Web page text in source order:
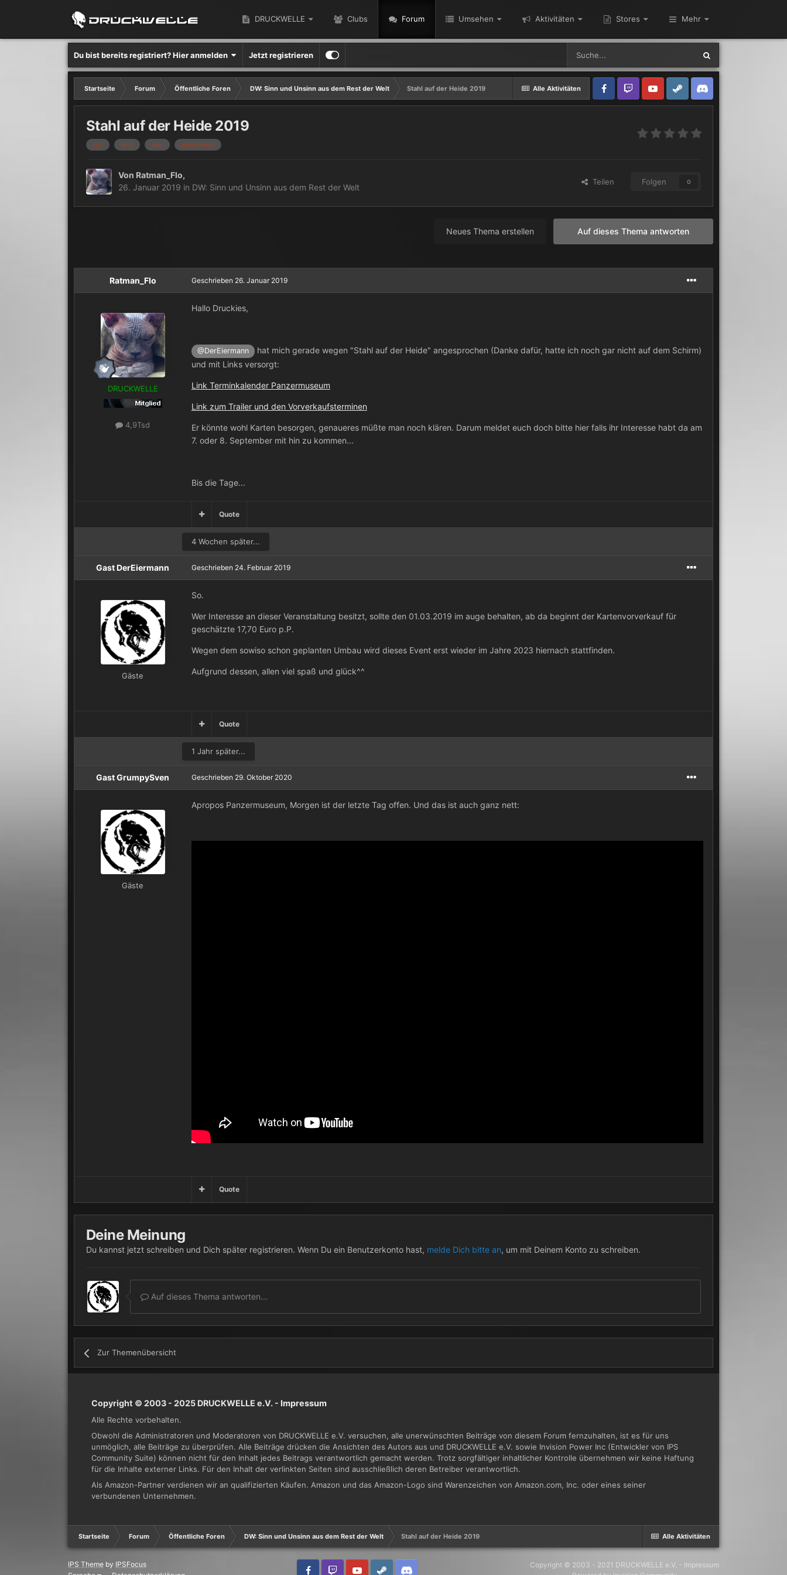
DRUCKWELLE Clubs Forum Umsehen Aktivitäten Stores Mehr
Du bist bereits registriert? Hier anmelden Jetzt registrieren
Alle Aktivitäten
Startseite Forum Öffentliche Foren DW: Sinn und Unsinn aus dem Rest der Welt Stahl auf der Heide 2019
Stahl auf der Heide 2019
fun wot war druckwelle
Von Ratman_Flo,
26. Januar 2019 in DW: Sinn und Unsinn aus dem Rest der Welt
Teilen Folgen 0
Auf dieses Thema antworten
Neues Thema erstellen
Ratman_Flo
DRUCKWELLE
4,9Tsd
Geschrieben 26. Januar 2019
Hallo Druckies,
@DerEiermann
hat mich gerade wegen "Stahl auf der Heide" angesprochen (Danke dafür, hatte ich noch gar nicht auf dem Schirm)
und mit Links versorgt:
Link Terminkalender Panzermuseum
Link zum Trailer und den Vorverkaufsterminen
Er könnte wohl Karten besorgen, genaueres müßte man noch klären. Darum meldet euch doch bitte hier falls ihr Interesse habt da am
7. oder 8. September mit hin zu kommen...
Bis die Tage...
Quote
4 Wochen später...
Gast DerEiermann
Gäste
Geschrieben 24. Februar 2019
So.
Wer Interesse an dieser Veranstaltung besitzt, sollte den 01.03.2019 im auge behalten, ab da beginnt der Kartenvorverkauf für
geschätzte 17,70 Euro p.P.
Wegen dem sowiso schon geplanten Umbau wird dieses Event erst wieder im Jahre 2023 hiernach stattfinden.
Aufgrund dessen, allen viel spaß und glück^^
Quote
1 Jahr später...
Gast GrumpySven
Gäste
Geschrieben 29. Oktober 2020
Apropos Panzermuseum, Morgen ist der letzte Tag offen. Und das ist auch ganz nett:
Quote
Deine Meinung
Du kannst jetzt schreiben und Dich später registrieren. Wenn Du ein Benutzerkonto hast, melde Dich bitte an, um mit Deinem Konto zu schreiben.
Auf dieses Thema antworten...
Zur Themenübersicht
Copyright © 2003 - 2025 DRUCKWELLE e.V. - Impressum
Alle Rechte vorbehalten.
Obwohl die Administratoren und Moderatoren von DRUCKWELLE e.V. versuchen, alle unerwünschten Beiträge von diesem Forum fernzuhalten, ist es für uns
unmöglich, alle Beiträge zu überprüfen. Alle Beiträge drücken die Ansichten des Autors aus und DRUCKWELLE e.V. sowie Invision Power Inc (Entwickler von IPS
Community Suite) können nicht für den Inhalt jedes Beitrags verantwortlich gemacht werden. Trotz sorgfältiger inhaltlicher Kontrolle übernehmen wir keine Haftung
für die Inhalte externer Links. Für den Inhalt der verlinkten Seiten sind ausschließlich deren Betreiber verantwortlich.
Als Amazon-Partner verdienen wir an qualifizierten Käufen. Amazon und das Amazon-Logo sind Warenzeichen von Amazon.com, Inc. oder eines seiner
verbundenen Unternehmen.
Alle Aktivitäten
Startseite Forum Öffentliche Foren DW: Sinn und Unsinn aus dem Rest der Welt Stahl auf der Heide 2019
IPS Themeby IPSFocus
Copyright © 2003 - 2021 DRUCKWELLE e.V. - Impressum